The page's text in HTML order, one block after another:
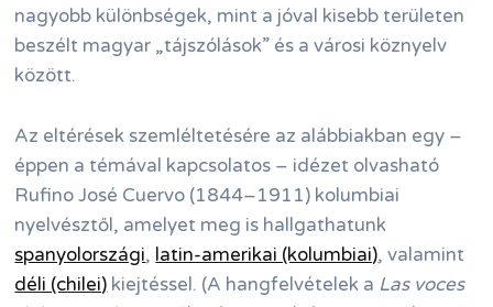
nagyobb különbségek, mint a jóval kisebb területen
beszélt magyar „tájszólások” és a városi köznyelv
között.
Az eltérések szemléltetésére az alábbiakban egy –
éppen a témával kapcsolatos – idézet olvasható
Rufino José Cuervo (1844–1911) kolumbiai
nyelvésztől, amelyet meg is hallgathatunk
spanyolországi, latin-amerikai (kolumbiai), valamint
déli (chilei) kiejtéssel. (A hangfelvételek a Las voces